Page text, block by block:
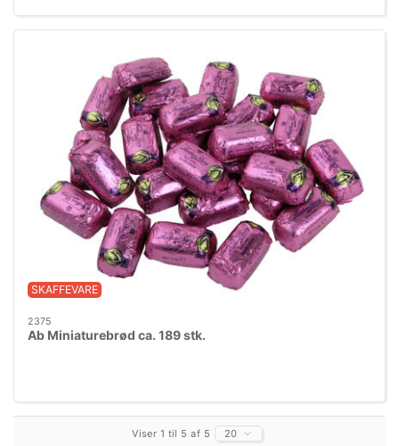
SKAFFEVARE
2375
Ab Miniaturebrød ca. 189 stk.
Viser 1 til 5 af 5 20